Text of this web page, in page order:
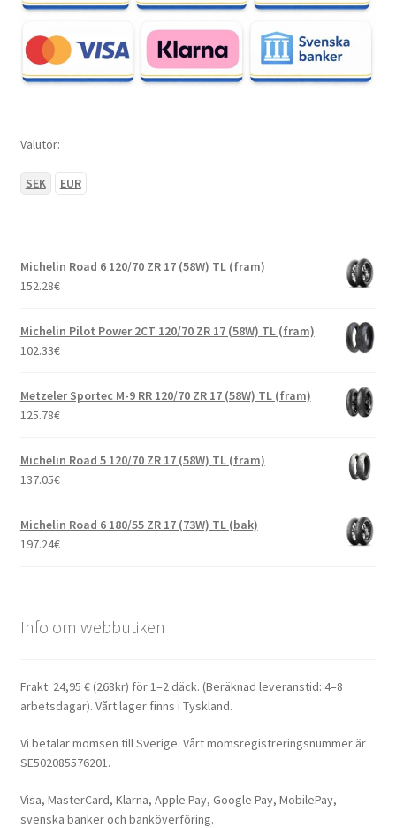
Valutor:
SEK EUR
Michelin Road 6 120/70 ZR 17 (58W) TL (fram)
152.28€
Michelin Pilot Power 2CT 120/70 ZR 17 (58W) TL (fram)
102.33€
Metzeler Sportec M-9 RR 120/70 ZR 17 (58W) TL (fram)
125.78€
Michelin Road 5 120/70 ZR 17 (58W) TL (fram)
137.05€
Michelin Road 6 180/55 ZR 17 (73W) TL (bak)
197.24€
Info om webbutiken
Frakt: 24,95 € (268kr) för 1–2 däck. (Beräknad leveranstid: 4–8
arbetsdagar). Vårt lager finns i Tyskland.
Vi betalar momsen till Sverige. Vårt momsregistreringsnummer är
SE502085576201.
Visa, MasterCard, Klarna, Apple Pay, Google Pay, MobilePay,
svenska banker och banköverföring.